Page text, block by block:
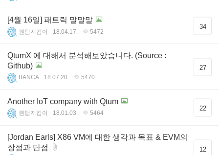
[4월 16일] 패트릭 말말말
퀀텀지킴이 18.04.17. 5472
34
QtumX 에 대해서 분석해보았습니다. (Source :
Github)
BANCA 18.07.20. 5470
27
Another IoT company with Qtum
퀀텀지킴이 18.01.03. 5464
22
[Jordan Earls] X86 VM에 대한 생각과 목표 & EVM의
장점과 단점
12